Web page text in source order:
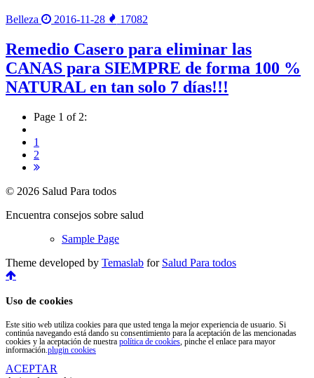
Belleza 2016-11-28 17082
Remedio Casero para eliminar las
CANAS para SIEMPRE de forma 100 %
NATURAL en tan solo 7 días!!!
Page 1 of 2:
1
2
© 2026 Salud Para todos
Encuentra consejos sobre salud
Sample Page
Theme developed by Temaslab for Salud Para todos
Uso de cookies
Este sitio web utiliza cookies para que usted tenga la mejor experiencia de usuario. Si
continúa navegando está dando su consentimiento para la aceptación de las mencionadas
cookies y la aceptación de nuestra política de cookies , pinche el enlace para mayor
información. plugin cookies
ACEPTAR